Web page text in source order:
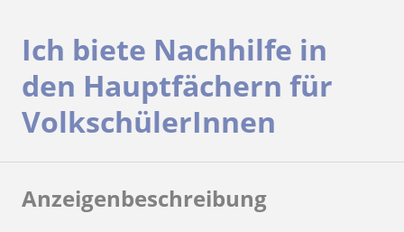
Ich biete Nachhilfe in
den Hauptfächern für
VolkschülerInnen
Anzeigenbeschreibung